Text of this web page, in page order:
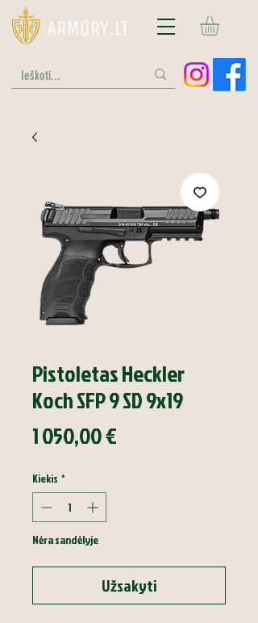
Pistoletas Heckler
Koch SFP 9 SD 9x19
1 050,00 €Price
Kiekis *
Nėra sandėlyje
Užsakyti